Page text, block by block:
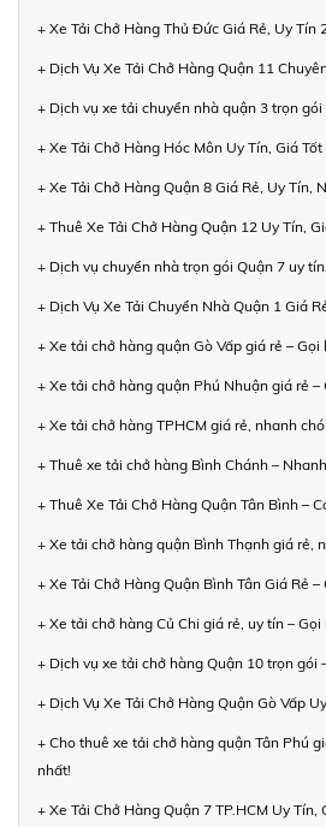
+ Xe Tải Chở Hàng Thủ Đức Giá Rẻ, Uy Tín
+ Dịch Vụ Xe Tải Chở Hàng Quận 11
+ Dịch vụ xe tải chuyển nhà quận 3 trọn
+ Xe Tải Chở Hàng Hóc Môn Uy Tín, Giá Tốt
+ Xe Tải Chở Hàng Quận 8 Giá Rẻ, Uy Tín,
+ Thuê Xe Tải Chở Hàng Quận 12 Uy Tín,
+ Dịch vụ chuyển nhà trọn gói Quận 7 uy
+ Dịch Vụ Xe Tải Chuyển Nhà Quận 1 Giá
+ Xe tải chở hàng quận Gò Vấp giá rẻ – Gọi
+ Xe tải chở hàng quận Phú Nhuận giá rẻ –
+ Xe tải chở hàng TPHCM giá rẻ, nhanh
+ Thuê xe tải chở hàng Bình Chánh –
+ Thuê Xe Tải Chở Hàng Quận Tân Bình –
+ Xe tải chở hàng quận Bình Thạnh giá rẻ,
+ Xe Tải Chở Hàng Quận Bình Tân Giá Rẻ –
+ Xe tải chở hàng Củ Chi giá rẻ, uy tín – Gọi
+ Dịch vụ xe tải chở hàng Quận 10 trọn gói
+ Dịch Vụ Xe Tải Chở Hàng Quận Gò Vấp
+ Cho thuê xe tải chở hàng quận Tân Phú
nhất!
+ Xe Tải Chở Hàng Quận 7 TP.HCM Uy Tín,